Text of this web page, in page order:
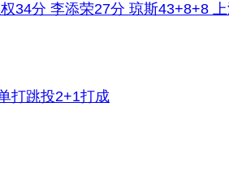
34分 李添荣27分 琼斯43+8+8
打跳投2+1打成